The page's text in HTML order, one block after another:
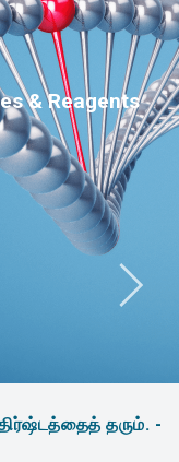
& Reagents
தரும். -